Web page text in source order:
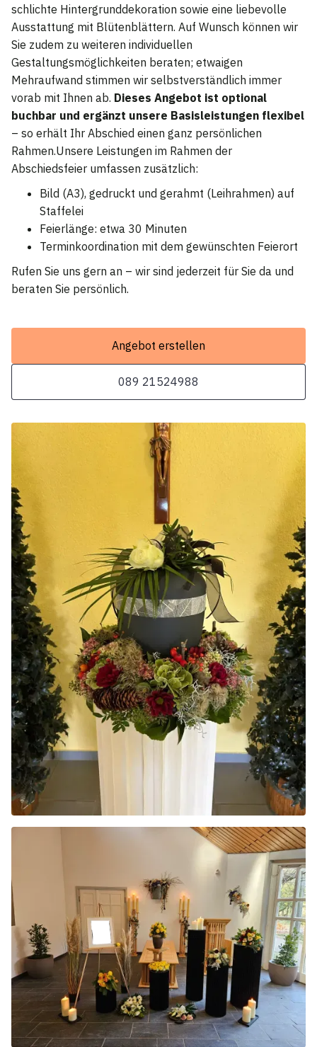
schlichte Hintergrunddekoration sowie eine liebevolle
Ausstattung mit Blütenblättern. Auf Wunsch können wir
Sie zudem zu weiteren individuellen
Gestaltungsmöglichkeiten beraten; etwaigen
Mehraufwand stimmen wir selbstverständlich immer
vorab mit Ihnen ab. Dieses Angebot ist optional
buchbar und ergänzt unsere Basisleistungen flexibel
– so erhält Ihr Abschied einen ganz persönlichen
Rahmen.Unsere Leistungen im Rahmen der
Abschiedsfeier umfassen zusätzlich:
Bild (A3), gedruckt und gerahmt (Leihrahmen) auf
Staffelei
Feierlänge: etwa 30 Minuten
Terminkoordination mit dem gewünschten Feierort
Rufen Sie uns gern an – wir sind jederzeit für Sie da und
beraten Sie persönlich.
Angebot erstellen
089 21524988